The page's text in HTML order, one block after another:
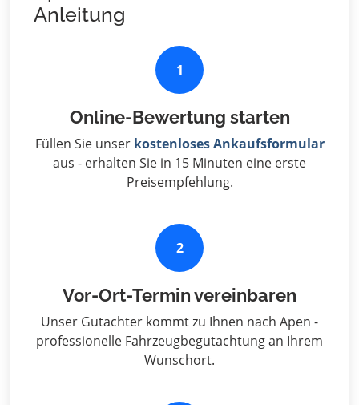
Anleitung
1
Online-Bewertung starten
Füllen Sie unser kostenloses Ankaufsformular
aus - erhalten Sie in 15 Minuten eine erste
Preisempfehlung.
2
Vor-Ort-Termin vereinbaren
Unser Gutachter kommt zu Ihnen nach Apen -
professionelle Fahrzeugbegutachtung an Ihrem
Wunschort.